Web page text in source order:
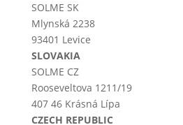
SOLME SK
Mlynská 2238
93401 Levice
SLOVAKIA
SOLME CZ
Rooseveltova 1211/19
407 46 Krásná Lípa
CZECH REPUBLIC